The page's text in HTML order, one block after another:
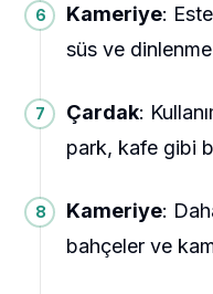
Kameriye:
süs ve dinlenme
Çardak:
park, kafe gibi
Kameriye:
bahçeler ve